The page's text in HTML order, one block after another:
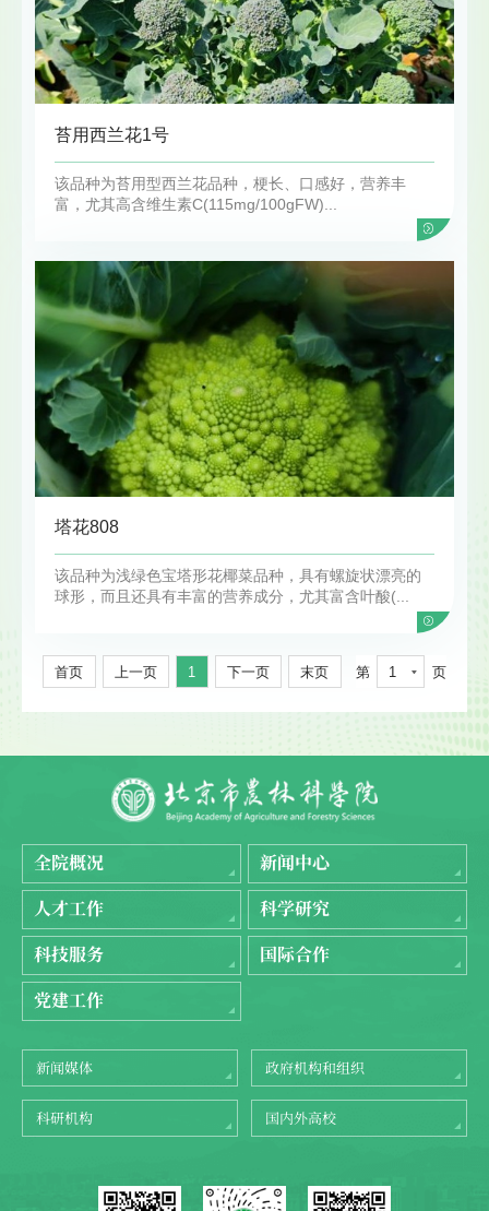
苔用西兰花1号
该品种为苔用型西兰花品种，梗长、口感好，营养丰
富，尤其高含维生素C(115mg/100gFW)...
塔花808
该品种为浅绿色宝塔形花椰菜品种，具有螺旋状漂亮的
球形，而且还具有丰富的营养成分，尤其富含叶酸(...
首页 上一页 1 下一页 末页 第 1 页
全院概况
新闻中心
人才工作
科学研究
科技服务
国际合作
党建工作
新闻媒体 政府机构和组织
科研机构 国内外高校